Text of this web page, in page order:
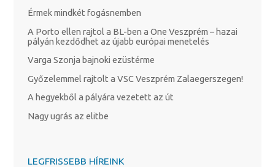
Érmek mindkét fogásnemben
A Porto ellen rajtol a BL-ben a One Veszprém – hazai
pályán kezdődhet az újabb európai menetelés
Varga Szonja bajnoki ezüstérme
Győzelemmel rajtolt a VSC Veszprém Zalaegerszegen!
A hegyekből a pályára vezetett az út
Nagy ugrás az elitbe
LEGFRISSEBB HÍREINK